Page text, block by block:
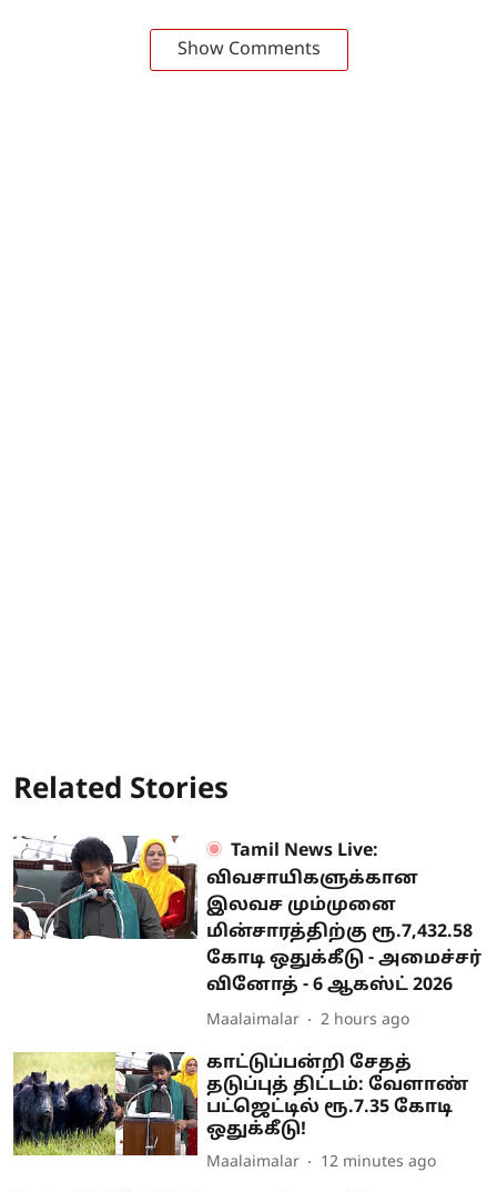
Show Comments
Related Stories
Tamil News Live:
விவசாயிகளுக்கான
இலவச மும்முனை
மின்சாரத்திற்கு ரூ.7,432.58
கோடி ஒதுக்கீடு - அமைச்சர்
வினோத் - 6 ஆகஸ்ட் 2026
Maalaimalar 2 hours ago
காட்டுப்பன்றி சேதத்
தடுப்புத் திட்டம்: வேளாண்
பட்ஜெட்டில் ரூ.7.35 கோடி
ஒதுக்கீடு!
Maalaimalar 12 minutes ago